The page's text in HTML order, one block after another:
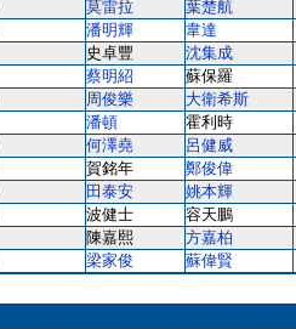
莫雷拉 葉楚航
潘明輝 韋達
史卓豐 沈集成
蔡明紹 蘇保羅
周俊樂 大衛希斯
潘頓 霍利時
何澤堯 呂健威
賀銘年 鄭俊偉
田泰安 姚本輝
波健士 容天鵬
陳嘉熙 方嘉柏
梁家俊
蘇偉賢